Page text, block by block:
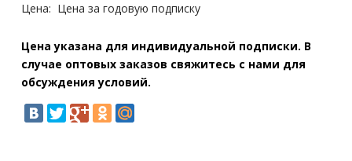
Цена: Цена за годовую подписку
Цена указана для индивидуальной подписки. В
случае оптовых заказов свяжитесь с нами для
обсуждения условий.